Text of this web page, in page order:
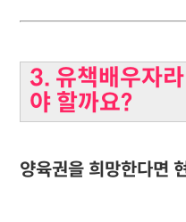
3. 유책배우자
야 할까요?
양육권을 희망한다면